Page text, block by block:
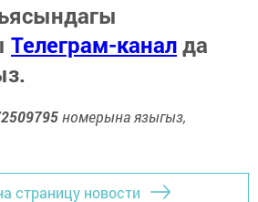
Телеграм-каналда
номерына языгыз,
страницу новости